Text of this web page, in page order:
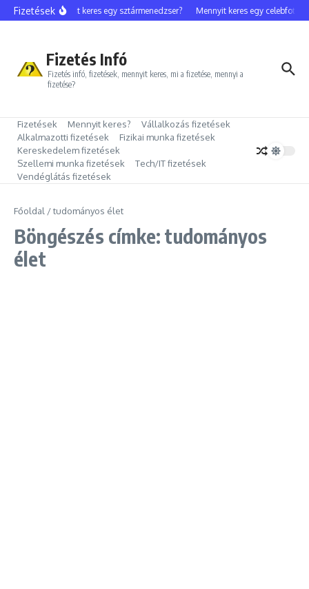
Ugrás a tartalomhoz
FizetésekMennyit keres egy sztármenedzser? Mennyit keres egy celebfotós?
Fizetés Infó
Fizetés infó, fizetések, mennyit keres, mi a fizetése, mennyi a
fizetése?
Fizetések Mennyit keres?
Vállalkozás fizetések
Alkalmazotti fizetések
Fizikai munka fizetések
Kereskedelem fizetések
Szellemi munka fizetések
Tech/IT fizetések
Vendéglátás fizetések
Főoldal /tudományos élet
Böngészés címke: tudományos
élet